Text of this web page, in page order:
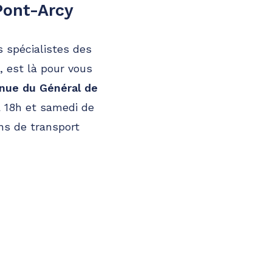
Arcy
spécialistes des
est là pour vous
du Général de
18h et samedi de
de transport